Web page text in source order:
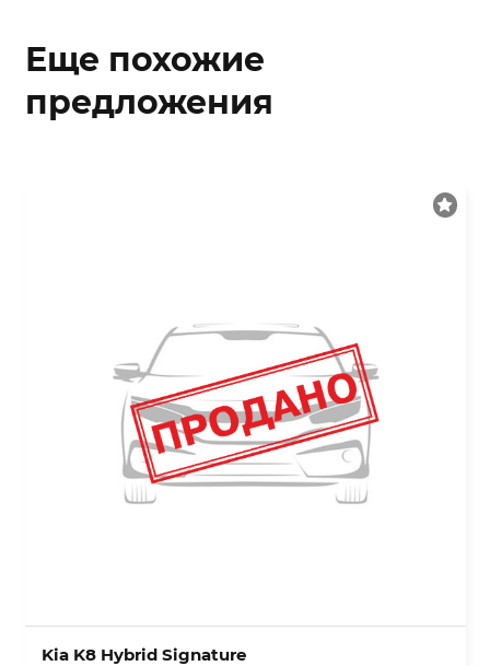
Еще похожие
предложения
Kia K8 Hybrid Signature